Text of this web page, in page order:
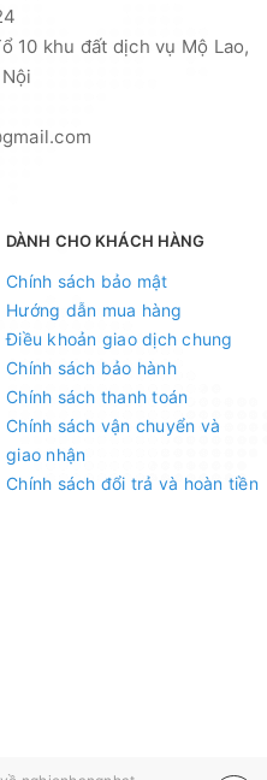
10 khu đất dịch vụ Mộ Lao,
DÀNH CHO KHÁCH HÀNG
Chính sách bảo mật
Hướng dẫn mua hàng
Điều khoản giao dịch chung
Chính sách bảo hành
Chính sách thanh toán
Chính sách vận chuyển và
giao nhận
Chính sách đổi trả và hoàn tiền